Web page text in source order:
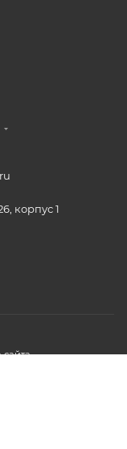
корпус 1
сайта